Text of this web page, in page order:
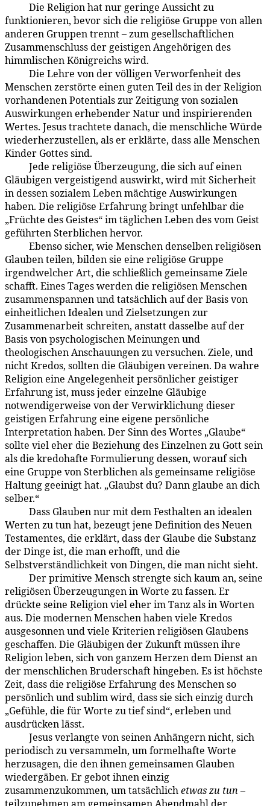
Die Religion hat nur geringe Aussicht zu
funktionieren, bevor sich die religiöse Gruppe von allen
anderen Gruppen trennt – zum gesellschaftlichen
Zusam­menschluss der geistigen Angehörigen des
himmlischen Königreichs wird.
Die Lehre von der völligen Verworfenheit des
Menschen zerstörte einen guten Teil des in der Religion
vorhandenen Potentials zur Zeitigung von sozialen
Auswirkungen erhebender Natur und inspirierenden
Wertes. Jesus trachtete danach, die menschliche Würde
wiederherzustellen, als er erklärte, dass alle Menschen
Kinder Gottes sind.
Jede religiöse Überzeugung, die sich auf einen
Gläubigen vergeistigend auswirkt, wird mit Sicherheit
in dessen sozialem Leben mächtige Auswirkungen
haben. Die religiöse Erfahrung bringt unfehlbar die
„Früchte des Geistes“ im täglichen Leben des vom Geist
geführten Sterblichen hervor.
Ebenso sicher, wie Menschen denselben religiösen
Glauben teilen, bilden sie eine religiöse Gruppe
irgendwelcher Art, die schließlich gemeinsame Ziele
schafft. Eines Tages werden die religiösen Menschen
zusammenspannen und tatsächlich auf der Basis von
einheitlichen Idealen und Zielsetzungen zur
Zusammenarbeit schreiten, anstatt dasselbe auf der
Basis von psychologischen Meinungen und
theologischen Anschauungen zu versuchen. Ziele, und
nicht Kredos, sollten die Gläubigen vereinen. Da wahre
Religion eine Angelegenheit persönlicher geistiger
Erfahrung ist, muss jeder einzelne Gläubige
notwendigerweise von der Verwirklichung dieser
geistigen Erfahrung eine eigene persönliche
Interpretation haben. Der Sinn des Wortes „Glaube“
sollte viel eher die Beziehung des Einzelnen zu Gott sein
als die kredohafte Formulierung dessen, worauf sich
eine Gruppe von Sterblichen als gemeinsame religiöse
Haltung geeinigt hat. „Glaubst du? Dann glaube an dich
selber.“
Dass Glauben nur mit dem Festhalten an idealen
Werten zu tun hat, bezeugt jene Definition des Neuen
Testamentes, die erklärt, dass der Glaube die Substanz
der Dinge ist, die man erhofft, und die
Selbstverständlichkeit von Dingen, die man nicht sieht.
Der primitive Mensch strengte sich kaum an, seine
religiösen Überzeugungen in Worte zu fassen. Er
drückte seine Religion viel eher im Tanz als in Worten
aus. Die modernen Menschen haben viele Kredos
ausgesonnen und viele Kriterien religiösen Glaubens
geschaffen. Die Gläubigen der Zukunft müssen ihre
Religion leben, sich von ganzem Herzen dem Dienst an
der menschlichen Bruderschaft hingeben. Es ist höchste
Zeit, dass die religiöse Erfahrung des Menschen so
persönlich und sublim wird, dass sie sich einzig durch
„Gefühle, die für Worte zu tief sind“, erleben und
ausdrücken lässt.
Jesus verlangte von seinen Anhängern nicht, sich
periodisch zu versammeln, um formelhafte Worte
herzusagen, die den ihnen gemeinsamen Glauben
wiedergäben. Er gebot ihnen einzig
zusammenzukommen, um tatsächlichetwas zu tun –